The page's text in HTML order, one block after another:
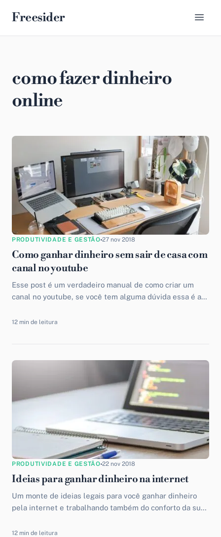
Freesider
como fazer dinheiro
online
PRODUTIVIDADE E GESTÃO 27 nov 2018
Como ganhar dinheiro sem sair de casa com
canal no youtube
Esse post é um verdadeiro manual de como criar um
canal no youtube, se você tem alguma dúvida essa é a
12 min de leitura
PRODUTIVIDADE E GESTÃO 22 nov 2018
Ideias para ganhar dinheiro na internet
Um monte de ideias legais para você ganhar dinheiro
pela internet e trabalhando também do conforto da sua
trabalho.
12 min de leitura